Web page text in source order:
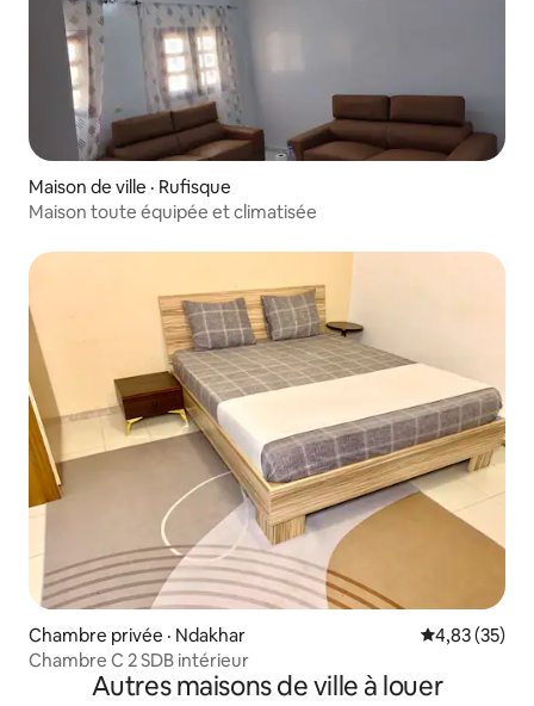
Maison de ville · Rufisque
Maison toute équipée et climatisée
Chambre privée · Ndakhar Note
4,83 (35)
Chambre C 2 SDB intérieur
Autres maisons de ville à louer